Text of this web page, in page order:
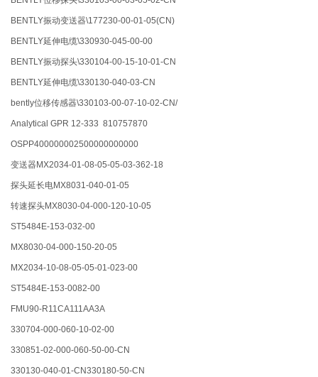
BENTLY振动变送器\177230-00-01-05(CN)
BENTLY延伸电缆\330930-045-00-00
BENTLY振动探头\330104-00-15-10-01-CN
BENTLY延伸电缆\330130-040-03-CN
bently位移传感器\330103-00-07-10-02-CN/
AnalyticalGPR 12-333 810757870
OSPP400000002500000000000
变送器MX2034-01-08-05-05-03-362-18
探头延长电MX8031-040-01-05
转速探头MX8030-04-000-120-10-05
ST5484E-153-032-00
MX8030-04-000-150-20-05
MX2034-10-08-05-05-01-023-00
ST5484E-153-0082-00
FMU90-R11CA111AA3A
330704-000-060-10-02-00
330851-02-000-060-50-00-CN
330130-040-01-CN330180-50-CN